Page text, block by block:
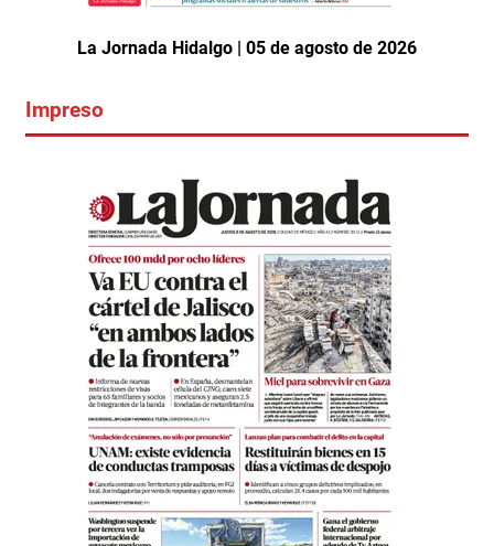
La Jornada Hidalgo | 05 de agosto de 2026
Impreso